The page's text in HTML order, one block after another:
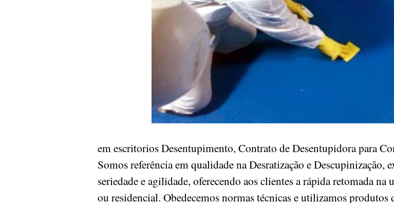
em escritorios Desentupimento, Contrato de Desentupidora para
Somos referência em qualidade na Desratização e Descupinização,
seriedade e agilidade, oferecendo aos clientes a rápida retomada
ou residencial. Obedecemos normas técnicas e utilizamos